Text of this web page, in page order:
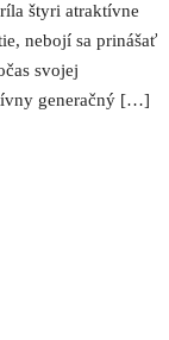
štyri atraktívne
nebojí sa prinášať
svojej
generačný […]